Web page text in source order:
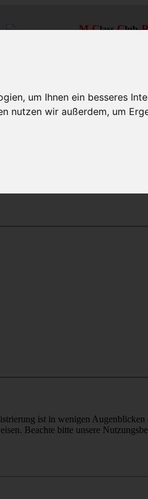
um Ihnen ein besseres
nutzen wir außerdem, um
M-Class-Club-
ist in wenigen
Beachte bitte unsere